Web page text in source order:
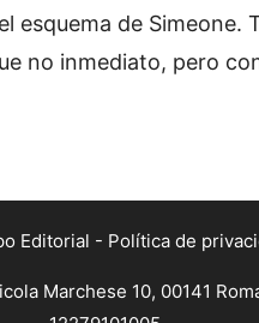
esquema de Simeone.
no inmediato, pero
Editorial - Política de
Marchese 10, 00141